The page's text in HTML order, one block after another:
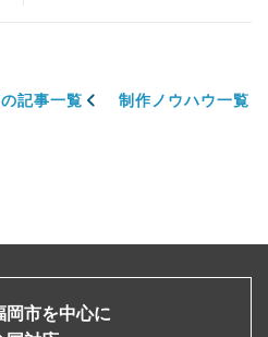
記事一覧 制作ノウハウ一覧
岡市を中心に